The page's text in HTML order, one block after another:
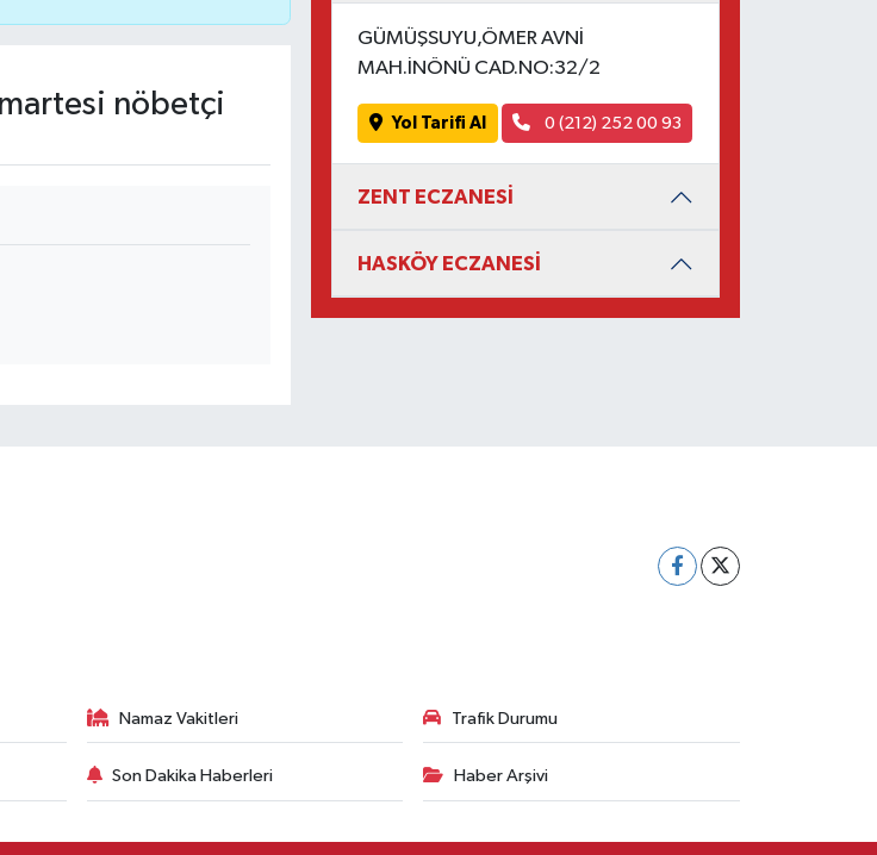
nöbetçi
GÜMÜŞSUYU,ÖMER AVNİ
MAH.İNÖNÜ CAD.NO:32/2
Yol Tarifi Al 0 (212) 252 00 93
ZENT ECZANESİ
HASKÖY ECZANESİ
Namaz Vakitleri Trafik Durumu
Son Dakika Haberleri Haber Arşivi